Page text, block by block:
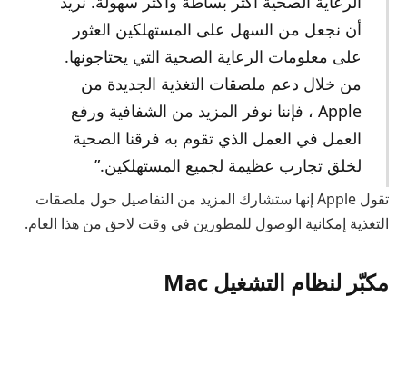
أن نجعل من السهل على المستهلكين العثور
على معلومات الرعاية الصحية التي يحتاجونها.
من خلال دعم ملصقات التغذية الجديدة من
Apple ، فإننا نوفر المزيد من الشفافية ورفع
العمل في العمل الذي تقوم به فرقنا الصحية
لخلق تجارب عظيمة لجميع المستهلكين.”
تقول Apple إنها ستشارك المزيد من التفاصيل حول ملصقات
التغذية إمكانية الوصول للمطورين في وقت لاحق من هذا العام.
مكبّر لنظام التشغيل Mac